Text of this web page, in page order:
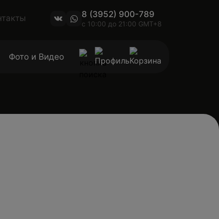
8 (3952) 900-789
с 10:00 до 21:00 GMT+8
Фото и Видео